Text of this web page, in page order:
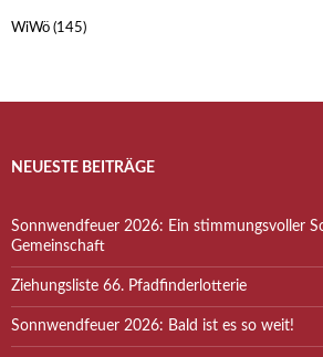
WiWö (145)
NEUESTE BEITRÄGE
Sonnwendfeuer 2026: Ein stimmungsvoller
Gemeinschaft
Ziehungsliste 66. Pfadfinderlotterie
Sonnwendfeuer 2026: Bald ist es so weit!